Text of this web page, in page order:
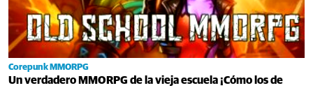
Corepunk MMORPG
Un verdadero MMORPG de la vieja escuela ¡Cómo los de